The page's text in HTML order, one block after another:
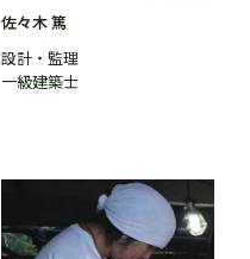
佐々木 篤
設計・監理
一級建築士